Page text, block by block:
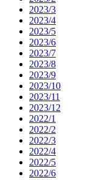
2023/3
2023/4
2023/5
2023/6
2023/7
2023/8
2023/9
2023/10
2023/11
2023/12
2022/1
2022/2
2022/3
2022/4
2022/5
2022/6